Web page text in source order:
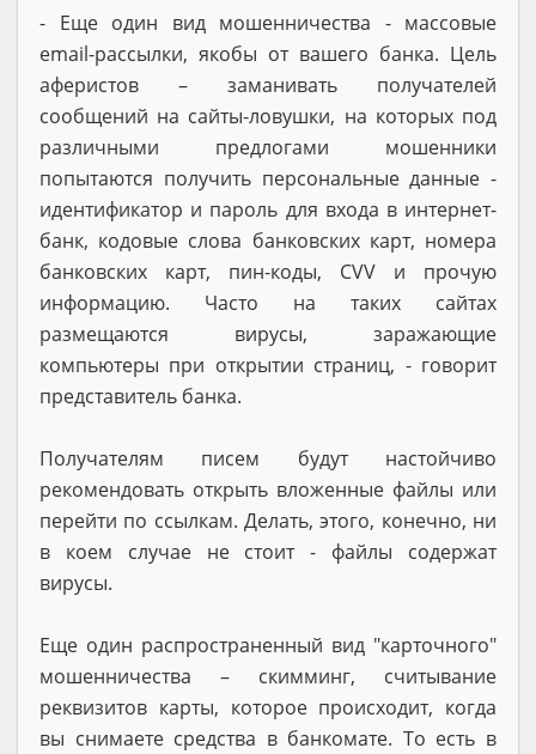
- Еще один вид мошенничества - массовые
email-рассылки, якобы от вашего банка. Цель
аферистов – заманивать получателей
сообщений на сайты-ловушки, на которых под
различными предлогами мошенники
попытаются получить персональные данные -
идентификатор и пароль для входа в интернет-
банк, кодовые слова банковских карт, номера
банковских карт, пин-коды, CVV и прочую
информацию. Часто на таких сайтах
размещаются вирусы, заражающие
компьютеры при открытии страниц, - говорит
представитель банка.
Получателям писем будут настойчиво
рекомендовать открыть вложенные файлы или
перейти по ссылкам. Делать, этого, конечно, ни
в коем случае не стоит - файлы содержат
вирусы.
Еще один распространенный вид "карточного"
мошенничества – скимминг, считывание
реквизитов карты, которое происходит, когда
вы снимаете средства в банкомате. То есть в